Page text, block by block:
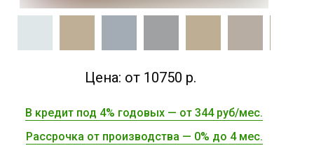
Рассрочка от производства — 0% до 4 мес.
В кредит под 4% годовых — от 344 руб/мес.
Цена: от 10750 р.